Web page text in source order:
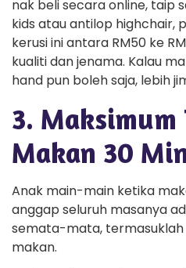
nak beli secara online, taip
kids atau antilop highchair,
kerusi ini antara RM50 ke
kualiti dan jenama. Kalau
hand pun boleh saja, lebih
3. Maksimum
Makan 30
Anak main-main ketika
anggap seluruh masanya
semata-mata,
makan.